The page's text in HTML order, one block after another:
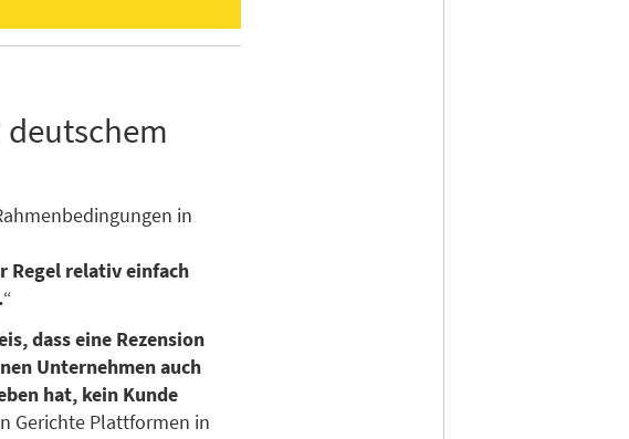
in
Regel relativ einfach
“
dass eine Rezension
Unternehmen auch
hat, kein Kunde
Gerichte Plattformen in